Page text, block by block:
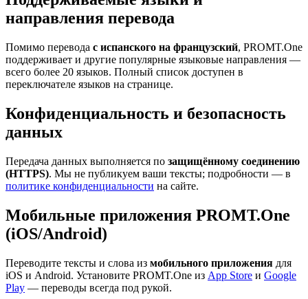
направления перевода
Помимо перевода с испанского на французский, PROMT.One
поддерживает и другие популярные языковые направления —
всего более 20 языков. Полный список доступен в
переключателе языков на странице.
Конфиденциальность и безопасность
данных
Передача данных выполняется по защищённому соединению
(HTTPS). Мы не публикуем ваши тексты; подробности — в
политике конфиденциальности на сайте.
Мобильные приложения PROMT.One
(iOS/Android)
Переводите тексты и слова из мобильного приложения для
iOS и Android. Установите PROMT.One из App Store и Google
Play — переводы всегда под рукой.